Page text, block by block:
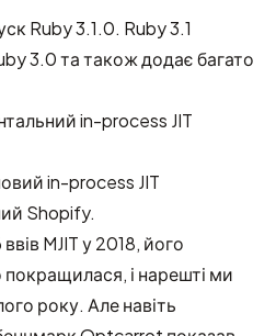
Ruby 3.1.0. Ruby 3.1
3.0 та також додає багато
in-process JIT
in-process JIT
Shopify.
MJIT у 2018, його
і нарешті ми
року. Але навіть